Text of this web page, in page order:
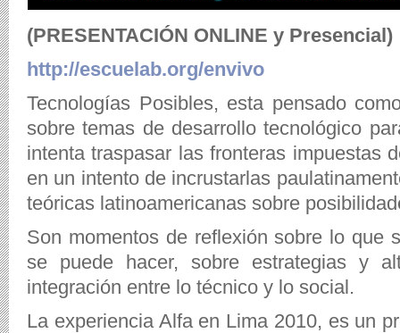
(PRESENTACIÓN ONLINE y Presencial)
http://escuelab.org/envivo
Tecnologías Posibles, esta pensado
sobre temas de desarrollo tecnológico
intenta traspasar las fronteras impuestas
en un intento de incrustarlas
teóricas latinoamericanas sobre
Son momentos de reflexión sobre lo que
se puede hacer, sobre estrategias y
integración entre lo técnico y lo social.
La experiencia Alfa en Lima 2010, es un